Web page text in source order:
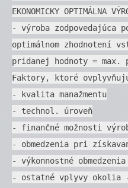
EKONOMICKY OPTIMÁLNA
- výroba zodpovedajúca
optimálnom zhodnotení
pridanej hodnoty = max.
Faktory, ktoré
- kvalita manažmentu
- technol. úroveň
- finančné možnosti
- obmedzenia pri
- výkonnostné obmedzenia
- ostatné vplyvy okolia -